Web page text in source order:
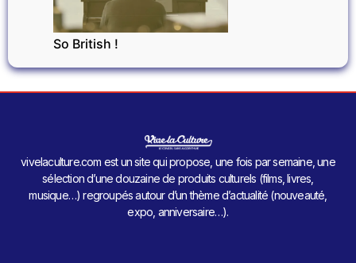
So British !
vivelaculture.com est un site qui propose, une fois par semaine, une
sélection d’une douzaine de produits culturels (films, livres,
musique…) regroupés autour d’un thème d’actualité (nouveauté,
expo, anniversaire…).